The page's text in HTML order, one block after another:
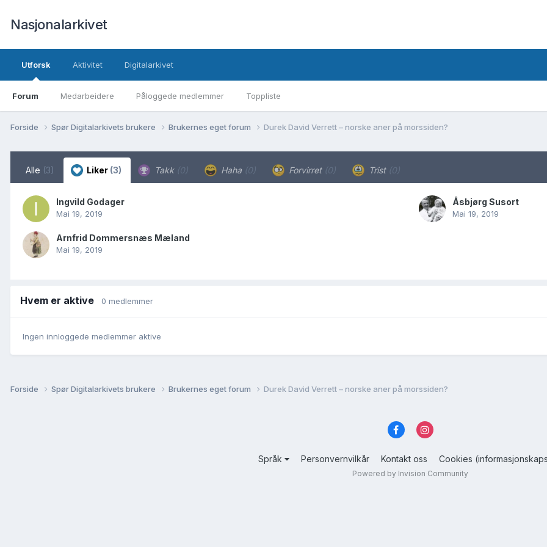
Nasjonalarkivet
Utforsk
Forum Medarbeidere Påloggede medlemmer Toppliste
Aktivitet Digitalarkivet
Forside Spør Digitalarkivets brukere Brukernes eget forum Durek David Verrett – norske aner på morssiden?
Alle (3) Liker (3) Takk (0) Haha (0) Forvirret (0) Trist (0)
Ingvild Godager
Mai 19, 2019
Åsbjørg Susort
Mai 19, 2019
Arnfrid Dommersnæs Mæland
Mai 19, 2019
Hvem er aktive 0 medlemmer
Ingen innloggede medlemmer aktive
Forside Spør Digitalarkivets brukere Brukernes eget forum Durek David Verrett – norske aner på morssiden?
Språk Personvernvilkår Kontakt oss Cookies
Powered by Invision Community